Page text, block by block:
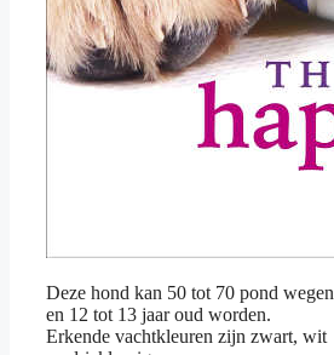
Deze hond kan 50 tot 70 pond wegen
en 12 tot 13 jaar oud worden.
Erkende vachtkleuren zijn zwart, wit